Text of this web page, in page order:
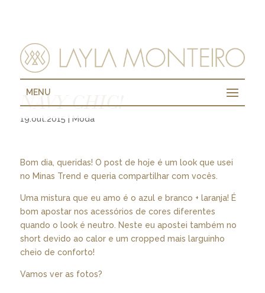
MENU
NAVY CHIC!
19.out.2015 | Moda
Bom dia, queridas! O post de hoje é um look que usei
no Minas Trend e queria compartilhar com vocês.
Uma mistura que eu amo é o azul e branco + laranja! É
bom apostar nos acessórios de cores diferentes
quando o look é neutro. Neste eu apostei também no
short devido ao calor e um cropped mais larguinho
cheio de conforto!
Vamos ver as fotos?